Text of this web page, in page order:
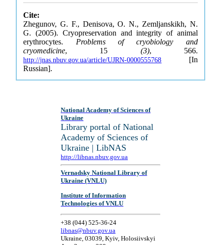
Cite:
Zhegunov, G. F., Denisova, O. N., Zemljanskikh, N.
G. (2005). Cryopreservation and integrity of animal
erythrocytes. Problems of cryobiology and
cryomedicine, 15 (3), 566.
http://jnas.nbuv.gov.ua/article/UJRN-0000555768 [In
Russian].
National Academy of Sciences of
Ukraine
Library portal of National
Academy of Sciences of
Ukraine | LibNAS
http://libnas.nbuv.gov.ua
Vernadsky National Library of
Ukraine (VNLU)
Institute of Information
Technologies of VNLU
+38 (044) 525-36-24
libnas@nbuv.gov.ua
Ukraine, 03039, Kyiv, Holosiivskyi